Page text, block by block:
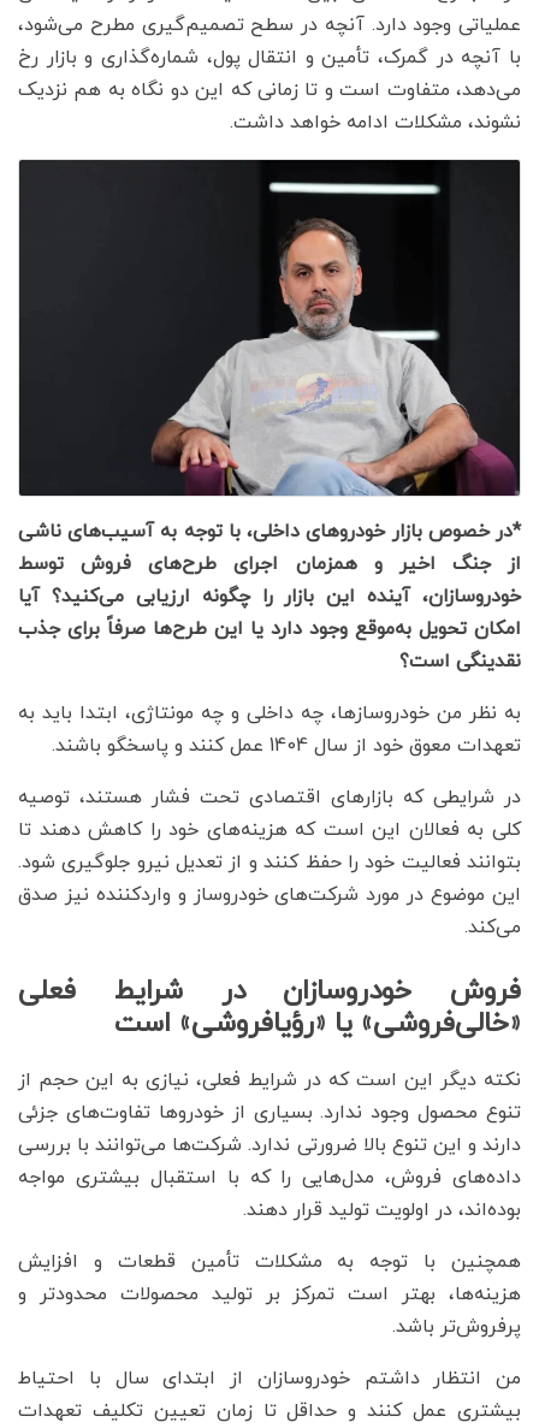
عملیاتی وجود دارد. آنچه در سطح تصمیم‌گیری مطرح می‌شود،
با آنچه در گمرک، تأمین و انتقال پول، شماره‌گذاری و بازار رخ
می‌دهد، متفاوت است و تا زمانی که این دو نگاه به هم نزدیک
نشوند، مشکلات ادامه خواهد داشت.
*در خصوص بازار خودروهای داخلی، با توجه به آسیب‌های ناشی
از جنگ اخیر و همزمان اجرای طرح‌های فروش توسط
خودروسازان، آینده این بازار را چگونه ارزیابی می‌کنید؟ آیا
امکان تحویل به‌موقع وجود دارد یا این طرح‌ها صرفاً برای جذب
نقدینگی است؟
به نظر من خودروسازها، چه داخلی و چه مونتاژی، ابتدا باید به
تعهدات معوق خود از سال 1404 عمل کنند و پاسخگو باشند.
در شرایطی که بازارهای اقتصادی تحت فشار هستند، توصیه
کلی به فعالان این است که هزینه‌های خود را کاهش دهند تا
بتوانند فعالیت خود را حفظ کنند و از تعدیل نیرو جلوگیری شود.
این موضوع در مورد شرکت‌های خودروساز و واردکننده نیز صدق
می‌کند.
فروش خودروسازان در شرایط فعلی
«خالی‌فروشی» یا «رؤیافروشی» است
نکته دیگر این است که در شرایط فعلی، نیازی به این حجم از
تنوع محصول وجود ندارد. بسیاری از خودروها تفاوت‌های جزئی
دارند و این تنوع بالا ضرورتی ندارد. شرکت‌ها می‌توانند با بررسی
داده‌های فروش، مدل‌هایی را که با استقبال بیشتری مواجه
بوده‌اند، در اولویت تولید قرار دهند.
همچنین با توجه به مشکلات تأمین قطعات و افزایش
هزینه‌ها، بهتر است تمرکز بر تولید محصولات محدودتر و
پرفروش‌تر باشد.
من انتظار داشتم خودروسازان از ابتدای سال با احتیاط
بیشتری عمل کنند و حداقل تا زمان تعیین تکلیف تعهدات